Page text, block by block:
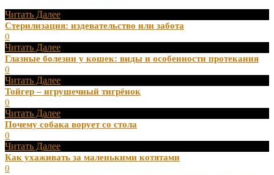
Читать Далее
Стерилизация: издевательство или забота
0
Читать Далее
Глазные болезни у кошек: виды и особенности протекания
0
Читать Далее
Тойгер – игрушечный тигрёнок
0
Читать Далее
Почему собака ворует со стола
0
Читать Далее
Как ухаживать за маленькими котятами
0